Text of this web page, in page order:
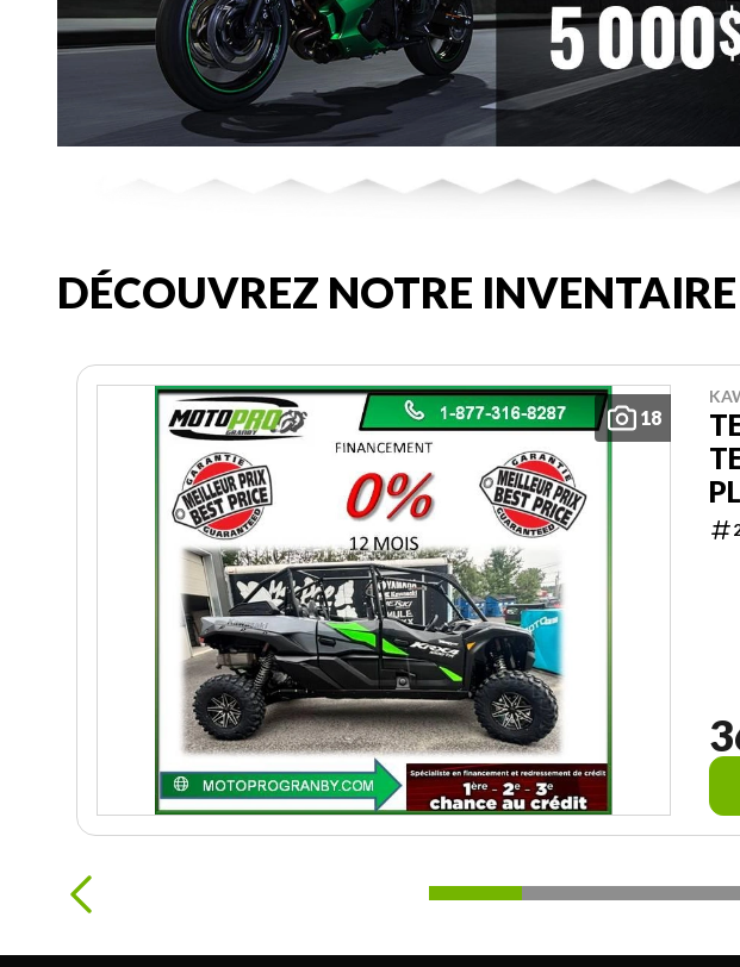
DÉCOUVREZ NOTRE INVENTAIRE
18